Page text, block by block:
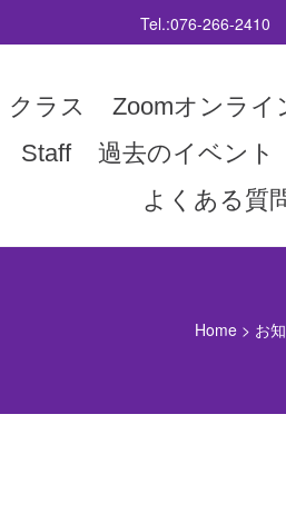
Tel.:076-266-2410
クラス
Zoomオンライ
Staff 過去のイベント
よくある質
Home > お